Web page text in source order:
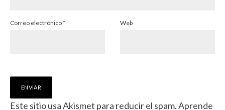
Correo electrónico* Web
Este sitio usa Akismet para reducir el spam.Aprende